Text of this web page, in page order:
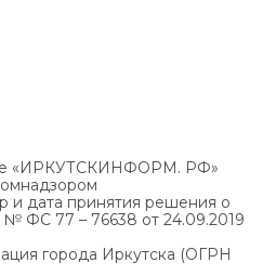
«ИРКУТСКИНФОРМ. РФ»
и дата принятия решения о
№ ФС 77 – 76638 от 24.09.2019
города Иркутска (ОГРН